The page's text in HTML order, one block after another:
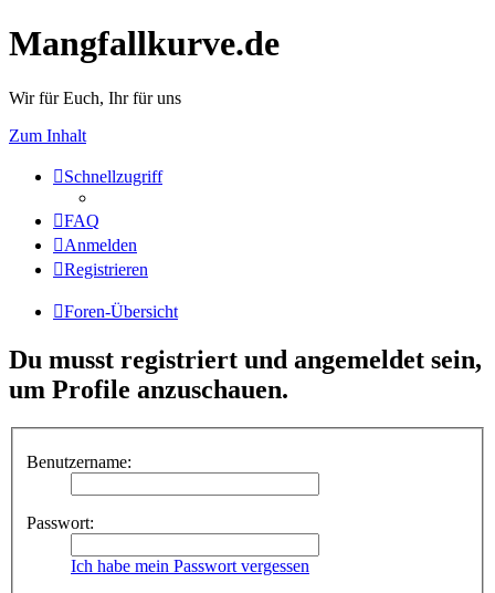
Mangfallkurve.de
Wir für Euch, Ihr für uns
Zum Inhalt
Schnellzugriff
FAQ
Anmelden
Registrieren
Foren-Übersicht
Du musst registriert und angemeldet sein,
um Profile anzuschauen.
Benutzername:
Passwort:
Ich habe mein Passwort vergessen